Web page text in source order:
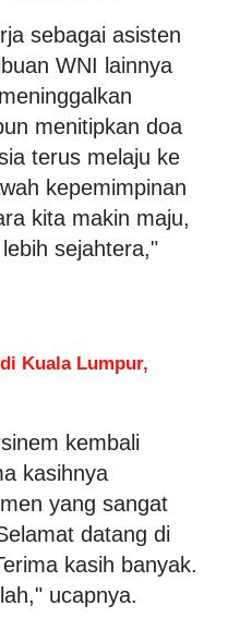
sebagai asisten
WNI lainnya
menitipkan doa
terus melaju ke
kepemimpinan
kita makin maju,
sejahtera,"
Kuala Lumpur,
kembali
kasihnya
yang sangat
datang di
kasih banyak.
ucapnya.